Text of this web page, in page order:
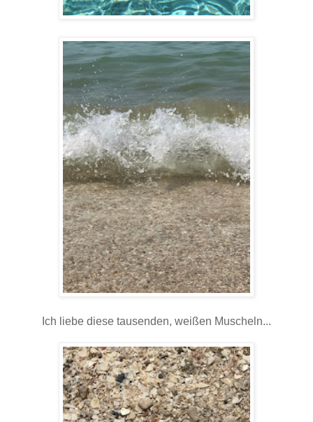
Ich liebe diese tausenden, weißen Muscheln...